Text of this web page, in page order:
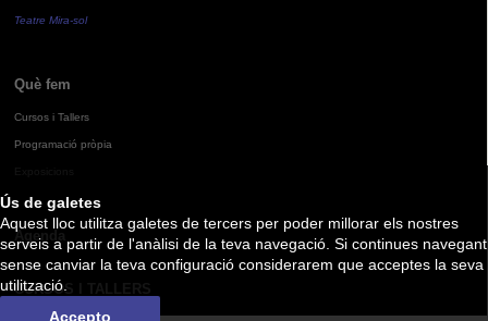
Ús de galetes
Aquest lloc utilitza galetes de tercers per poder millorar els nostres
serveis a partir de l'anàlisi de la teva navegació. Si continues navegant
sense canviar la teva configuració considerarem que acceptes la seva
utilització.
Accepto
Teatre Mira-sol
Què fem
Cursos i Tallers
Programació pròpia
Agenda
CURSOS I TALLERS